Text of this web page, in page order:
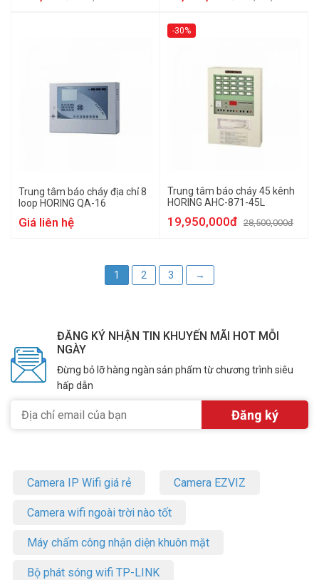
Trung tâm báo cháy địa chỉ 8
loop HORING QA-16
Giá liên hệ
-30%
Trung tâm báo cháy 45 kênh
HORING AHC-871-45L
19,950,000đ 28,500,000đ
1 2 3 →
ĐĂNG KÝ NHẬN TIN KHUYẾN MÃI HOT MỖI
NGÀY
Đừng bỏ lỡ hàng ngàn sản phẩm từ chương trình siêu
hấp dẫn
Camera IP Wifi giá rẻ Camera EZVIZ
Camera wifi ngoài trời nào tốt
Máy chấm công nhận diện khuôn mặt
Bộ phát sóng wifi TP-LINK